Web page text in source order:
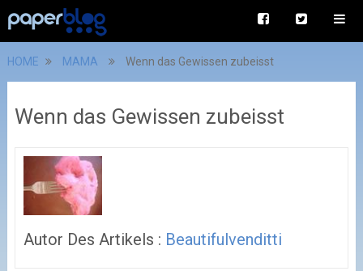
HOME MAMA Wenn das Gewissen zubeisst
Wenn das Gewissen zubeisst
Autor Des Artikels : Beautifulvenditti